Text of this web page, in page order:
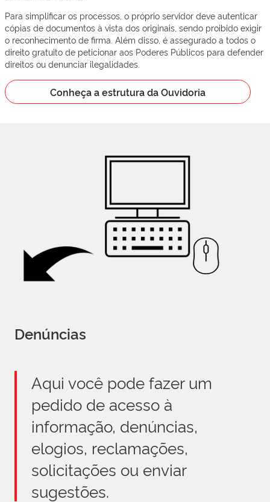
Para simplificar os processos, o próprio servidor deve autenticar
cópias de documentos à vista dos originais, sendo proibido exigir
o reconhecimento de firma. Além disso, é assegurado a todos o
direito gratuito de peticionar aos Poderes Públicos para defender
direitos ou denunciar ilegalidades.
Conheça a estrutura da Ouvidoria
Denúncias
Aqui você pode fazer um
pedido de acesso à
informação, denúncias,
elogios, reclamações,
solicitações ou enviar
sugestões.